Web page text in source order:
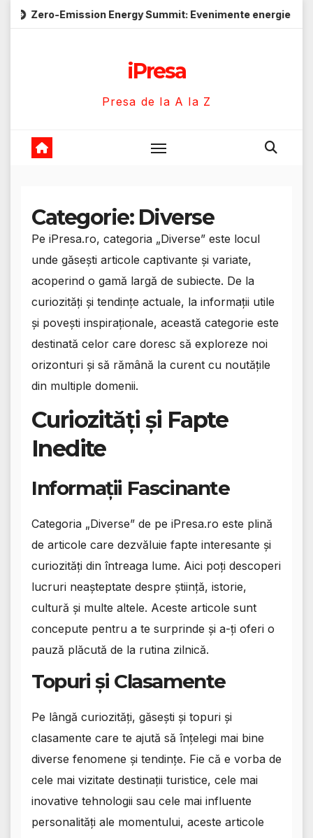
SkipEnergy Summit: Evenimente energie despre soluții cu
iPresa
Presa de la A la Z
Categorie: Diverse
Pe iPresa.ro, categoria „Diverse” este locul
unde găsești articole captivante și variate,
acoperind o gamă largă de subiecte. De la
curiozități și tendințe actuale, la informații utile
și povești inspiraționale, această categorie este
destinată celor care doresc să exploreze noi
orizonturi și să rămână la curent cu noutățile
din multiple domenii.
Curiozități și Fapte
Inedite
Informații Fascinante
Categoria „Diverse” de pe iPresa.ro este plină
de articole care dezvăluie fapte interesante și
curiozități din întreaga lume. Aici poți descoperi
lucruri neașteptate despre știință, istorie,
cultură și multe altele. Aceste articole sunt
concepute pentru a te surprinde și a-ți oferi o
pauză plăcută de la rutina zilnică.
Topuri și Clasamente
Pe lângă curiozități, găsești și topuri și
clasamente care te ajută să înțelegi mai bine
diverse fenomene și tendințe. Fie că e vorba de
cele mai vizitate destinații turistice, cele mai
inovative tehnologii sau cele mai influente
personalități ale momentului, aceste articole